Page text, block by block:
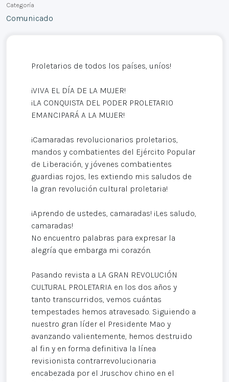
Categoría
Comunicado
Proletarios de todos los países, uníos!
¡VIVA EL DÍA DE LA MUJER!
¡LA CONQUISTA DEL PODER PROLETARIO
EMANCIPARÁ A LA MUJER!
¡Camaradas revolucionarios proletarios,
mandos y combatientes del Ejército Popular
de Liberación, y jóvenes combatientes
guardias rojos, les extiendo mis saludos de
la gran revolución cultural proletaria!
¡Aprendo de ustedes, camaradas! ¡Les saludo,
camaradas!
No encuentro palabras para expresar la
alegría que embarga mi corazón.
Pasando revista a LA GRAN REVOLUCIÓN
CULTURAL PROLETARIA en los dos años y
tanto transcurridos, vemos cuántas
tempestades hemos atravesado. Siguiendo a
nuestro gran líder el Presidente Mao y
avanzando valientemente, hemos destruido
al fin y en forma definitiva la línea
revisionista contrarrevolucionaria
encabezada por el Jruschov chino en el